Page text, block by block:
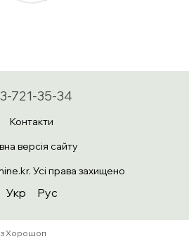
721-35-34
Контакти
версія сайту
Усі права захищено
Укр Рус
з Хорошоп